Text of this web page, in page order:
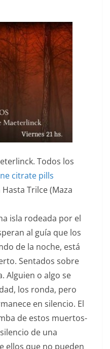
Todos los
citrate pills
Hasta Trilce (Maza
isla rodeada por el
al guía que los
de la noche, está
Sentados sobre
Alguien o algo se
los ronda, pero
en silencio. El
de estos muertos-
de una
ellos que no pueden